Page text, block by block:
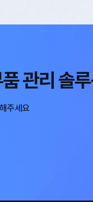
관리 솔
주세요